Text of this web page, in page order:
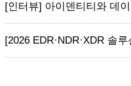
[인터뷰] 아이덴티티와 데
[2026 EDR·NDR·XDR 솔